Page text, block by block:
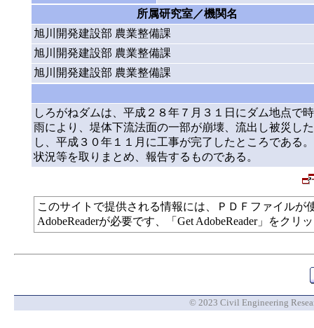
所属研究室／機関名
旭川開発建設部 農業整備課
旭川開発建設部 農業整備課
旭川開発建設部 農業整備課
しろがねダムは、平成２８年７月３１日にダム地点で
雨により、堤体下流法面の一部が崩壊、流出し被災し
し、平成３０年１１月に工事が完了したところであ
状況等を取りまとめ、報告するものである。
このサイトで提供される情報には、ＰＤＦファイル
AdobeReaderが必要です、「Get AdobeReader」をク
© 2023 Civil Engineering